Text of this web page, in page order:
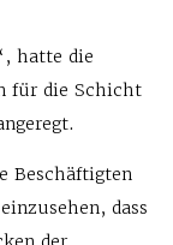
hatte die
für die Schicht
Beschäftigten
dass